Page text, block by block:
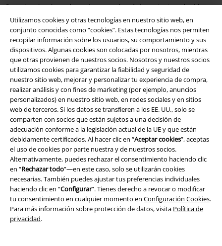
Utilizamos cookies y otras tecnologías en nuestro sitio web, en
conjunto conocidas como “cookies”. Estas tecnologías nos permiten
recopilar información sobre los usuarios, su comportamiento y sus
dispositivos. Algunas cookies son colocadas por nosotros, mientras
que otras provienen de nuestros socios. Nosotros y nuestros socios
utilizamos cookies para garantizar la fiabilidad y seguridad de
nuestro sitio web, mejorar y personalizar tu experiencia de compra,
realizar análisis y con fines de marketing (por ejemplo, anuncios
personalizados) en nuestro sitio web, en redes sociales y en sitios
web de terceros. Si los datos se transfieren a los EE. UU., solo se
comparten con socios que están sujetos a una decisión de
adecuación conforme a la legislación actual de la UE y que están
debidamente certificados. Al hacer clic en “Aceptar cookies”, aceptas
el uso de cookies por parte nuestra y de nuestros socios.
Alternativamente, puedes rechazar el consentimiento haciendo clic
en “Rechazar todo”—en este caso, solo se utilizarán cookies
necesarias. También puedes ajustar tus preferencias individuales
haciendo clic en “Configurar”. Tienes derecho a revocar o modificar
tu consentimiento en cualquier momento en Configuración Cookies.
Para más información sobre protección de datos, visita Política de
privacidad.
Como hombre, la moda no siempre es lo más importante en la vida,
pero aún así puedes causar una impresión inmediata con la ropa
adecuada. Especialmente con el sexo opuesto, acumulas puntos si
también prestas atención a tu estilo de ropa. Es por eso que puedes
comprar una chaqueta que coincida con tu estilo y que aún se vea bien.
Para las veladas alegres con amigos o la primera cita, una chaqueta
sencilla y elegante como la de la colección Brandit es la elección perfecta.
Pero a veces quieres ir a por todas y probar algo nuevo. Así que
consigue modelos que destaquen con parches de cuero, remaches o
estampados de calaveras. Los botones o remaches especialmente
elegantes no son raros entre los hombres de la creación y hacen que
una chaqueta de abrigo simple llame la atención de inmediato. Por
cierto, las características prácticas no se pierden, porque puede guardar
fácilmente su billetera, teléfono móvil u otros artículos pequeños en los
prácticos y espaciosos bolsillos.
¿Combinar? Es realmente muy simple
Las chaquetasde EMP se pueden combinar de muchas maneras, por lo
que no tienes que preocuparte mucho por las diferentes prendas que
usas junto con tu chaqueta de abrigo. Debido a los colores oscuros,